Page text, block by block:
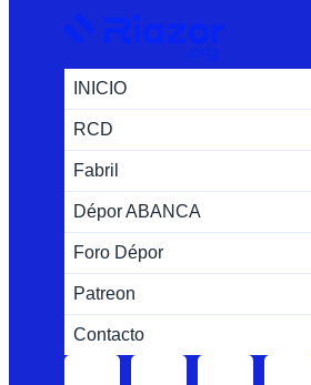
INICIO
RCD
Fabril
Dépor ABANCA
Foro Dépor
Patreon
Contacto